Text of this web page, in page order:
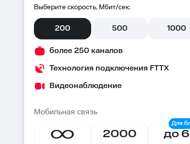
Выберите скорость, Мбит/сек:
200 500 1000
более 250 каналов
Технология подключения FTTX
Видеонаблюдение
Мобильная связь
2000 до 6